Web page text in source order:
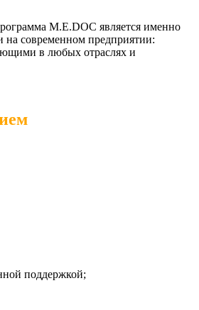
M.E.DOC является именно
современном предприятии:
в любых отраслях и
поддержкой;